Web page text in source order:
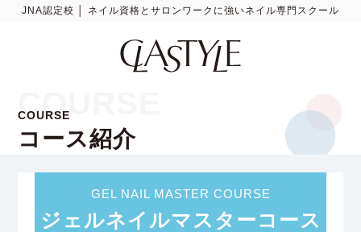
JNA認定校 │ ネイル資格とサロンワークに強いネイル専門スクール
COURSE
コース紹介
COURSE
GEL NAIL MASTER COURSE
ジェルネイルマスターコース